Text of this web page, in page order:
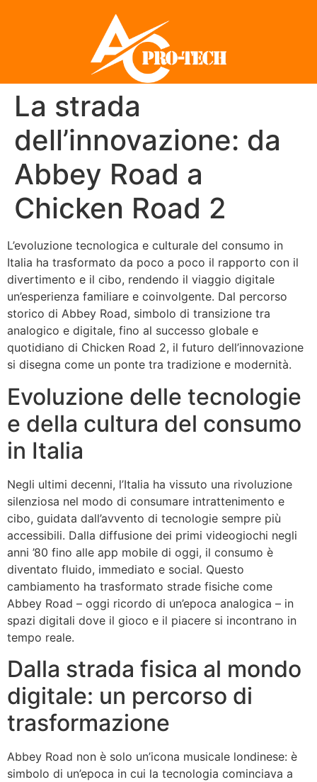
La strada
dell’innovazione: da
Abbey Road a
Chicken Road 2
L’evoluzione tecnologica e culturale del consumo in
Italia ha trasformato da poco a poco il rapporto con il
divertimento e il cibo, rendendo il viaggio digitale
un’esperienza familiare e coinvolgente. Dal percorso
storico di Abbey Road, simbolo di transizione tra
analogico e digitale, fino al successo globale e
quotidiano di Chicken Road 2, il futuro dell’innovazione
si disegna come un ponte tra tradizione e modernità.
Evoluzione delle tecnologie
e della cultura del consumo
in Italia
Negli ultimi decenni, l’Italia ha vissuto una rivoluzione
silenziosa nel modo di consumare intrattenimento e
cibo, guidata dall’avvento di tecnologie sempre più
accessibili. Dalla diffusione dei primi videogiochi negli
anni ’80 fino alle app mobile di oggi, il consumo è
diventato fluido, immediato e social. Questo
cambiamento ha trasformato strade fisiche come
Abbey Road – oggi ricordo di un’epoca analogica – in
spazi digitali dove il gioco e il piacere si incontrano in
tempo reale.
Dalla strada fisica al mondo
digitale: un percorso di
trasformazione
Abbey Road non è solo un’icona musicale londinese: è
simbolo di un’epoca in cui la tecnologia cominciava a